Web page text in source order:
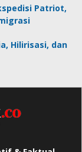
Patriot,
Hilirisasi, dan